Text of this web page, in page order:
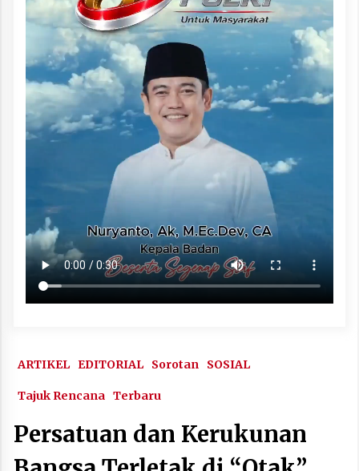
ARTIKEL EDITORIAL Sorotan SOSIAL
Tajuk Rencana Terbaru
Persatuan dan Kerukunan